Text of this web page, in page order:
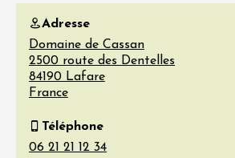
Adresse
Domaine de Cassan
2500 route des Dentelles
84190 Lafare
France
Téléphone